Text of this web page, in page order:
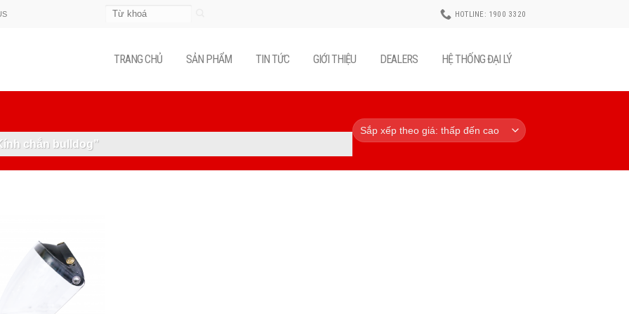
Tìm
HOTLINE: 1900 3320
TRANG CHỦ SẢN PHẨM TIN TỨC GIỚI THIỆU DEALERS HỆ THỐNG ĐẠI LÝ
chắn bulldog”